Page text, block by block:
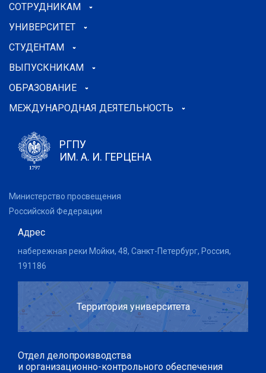
СОТРУДНИКАМ
УНИВЕРСИТЕТ
СТУДЕНТАМ
ВЫПУСКНИКАМ
ОБРАЗОВАНИЕ
МЕЖДУНАРОДНАЯ ДЕЯТЕЛЬНОСТЬ
РГПУ
ИМ. А. И. ГЕРЦЕНА
Министерство просвещения
Российской Федерации
Адрес
набережная реки Мойки, 48, Санкт-Петербург, Россия,
191186
Территория университета
Отдел делопроизводства
и организационно-контрольного обеспечения